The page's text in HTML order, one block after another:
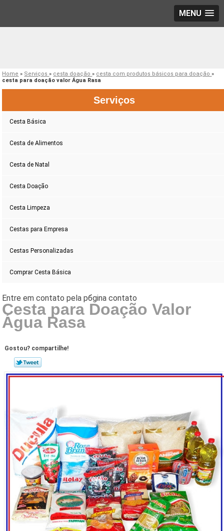
MENU
Home » Serviços» cesta doação» cesta com produtos básicos para doação»
cesta para doação valor Água Rasa
Serviços
Cesta Básica
Cesta de Alimentos
Cesta de Natal
Cesta Doação
Cesta Limpeza
Cestas para Empresa
Cestas Personalizadas
Comprar Cesta Básica
Cesta para Doação Valor
Água Rasa
Gostou? compartilhe!